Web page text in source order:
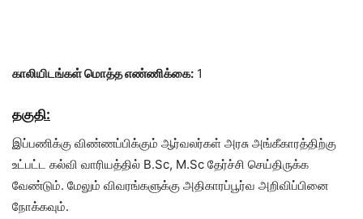
காலியிடங்கள் மொத்த எண்ணிக்கை: 1
தகுதி:
இப்பணிக்கு விண்ணப்பிக்கும் ஆர்வலர்கள் அரசு அங்கீகாரத்திற்கு
உட்பட்ட கல்வி வாரியத்தில் B.Sc, M.Sc தேர்ச்சி செய்திருக்க
வேண்டும். மேலும் விவரங்களுக்கு அதிகாரப்பூர்வ அறிவிப்பினை
நோக்கவும்.